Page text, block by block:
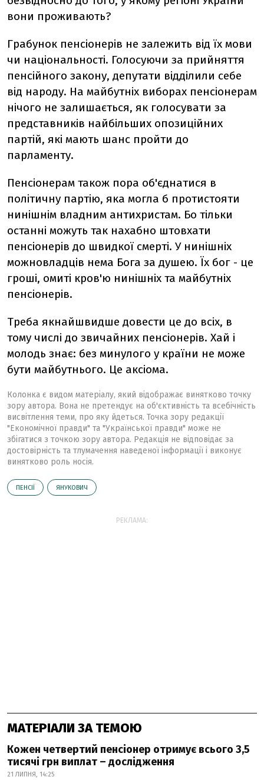
вони проживають?
Грабунок пенсіонерів не залежить від їх мови
чи національності. Голосуючи за прийняття
пенсійного закону, депутати відділили себе
від народу. На майбутніх виборах пенсіонерам
нічого не залишається, як голосувати за
представників найбільших опозиційних
партій, які мають шанс пройти до
парламенту.
Пенсіонерам також пора об'єднатися в
політичну партію, яка могла б протистояти
нинішнім владним антихристам. Бо тільки
останні можуть так нахабно штовхати
пенсіонерів до швидкої смерті. У нинішніх
можновладців нема Бога за душею. Їх бог - це
гроші, омиті кров'ю нинішніх та майбутніх
пенсіонерів.
Треба якнайшвидше довести це до всіх, в
тому числі до звичайних пенсіонерів. Хай і
молодь знає: без минулого у країни не може
бути майбутнього. Це аксіома.
Колонка є видом матеріалу, який відображає винятково точку
зору автора. Вона не претендує на об'єктивність та всебічність
висвітлення теми, про яку йдеться. Точка зору редакції
"Економічної правди" та "Української правди" може не
збігатися з точкою зору автора. Редакція не відповідає за
достовірність та тлумачення наведеної інформації і виконує
винятково роль носія.
ПЕНСІЇ ЯНУКОВИЧ
РЕКЛАМА:
МАТЕРІАЛИ ЗА ТЕМОЮ
Кожен четвертий пенсіонер отримує всього 3,5
тисячі грн виплат – дослідження
21 ЛИПНЯ, 14:25